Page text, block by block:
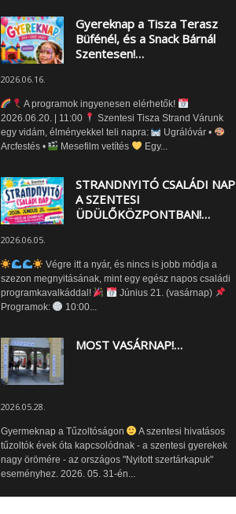
Gyereknap a Tisza Terasz
Büfénél, és a Snack Bárnál
Szentesen!…
2026.06.16.
A programok ingyenesen elérhetők!
2026.06.20. | 11:00
Szentesi Tisza Strand Várunk
egy vidám, élményekkel teli napra:
Ugrálóvár •
Arcfestés •
Mesefilm vetítés Egy...
STRANDNYITÓ CSALÁDI NAP
A SZENTESI
ÜDÜLŐKÖZPONTBAN!…
2026.06.05.
Végre itt a nyár, és nincs is jobb módja a
szezon megnyitásának, mint egy egész napos családi
programkavalkáddal!
Június 21. (vasárnap)
Programok:
10:00...
MOST VASÁRNAP!…
2026.05.28.
Gyermeknap a Tűzoltóságon
A szentesi hivatásos
tűzoltók évek óta kapcsolódnak - a szentesi gyerekek
nagy örömére - az országos "Nyitott szertárkapuk"
eseményhez. 2026. 05. 31-én...